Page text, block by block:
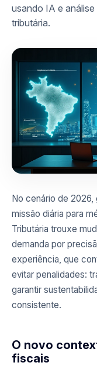
usando IA e
tributária.
No cenário de
missão diária para
Tributária trouxe
demanda por
experiência, que
evitar penalidades:
garantir
consistente.
O novo
fiscais